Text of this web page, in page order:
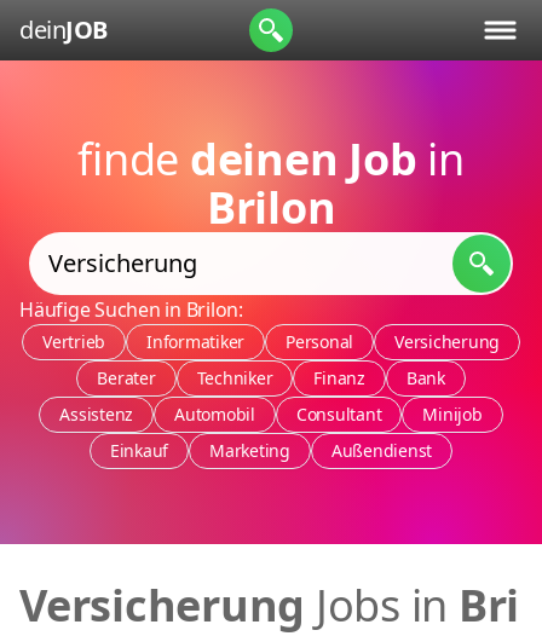
deinJOB
finde deinen Job in
Brilon
Häufige Suchen in Brilon:
Vertrieb Informatiker Personal
Versicherung
Berater
Techniker Finanz
Bank
Assistenz
Automobil Consultant
Minijob
Einkauf
Marketing Außendienst
Versicherung Jobs in Bri